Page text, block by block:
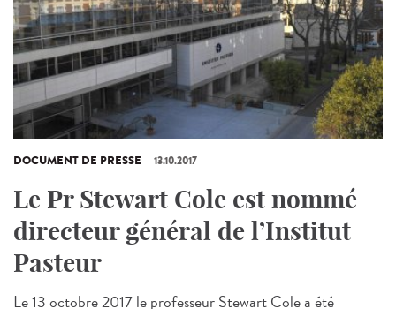
DOCUMENT DE PRESSE 13.10.2017
Le Pr Stewart Cole est nommé
directeur général de l’Institut
Pasteur
Le 13 octobre 2017 le professeur Stewart Cole a été